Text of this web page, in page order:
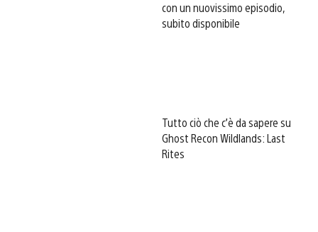
con un nuovissimo episodio,
subito disponibile
Tutto ciò che c’è da sapere su
Ghost Recon Wildlands: Last
Rites